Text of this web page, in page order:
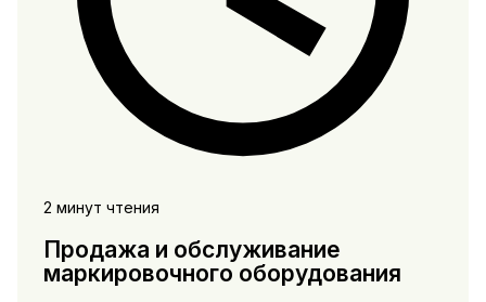
2 минут чтения
Продажа и обслуживание
маркировочного оборудования